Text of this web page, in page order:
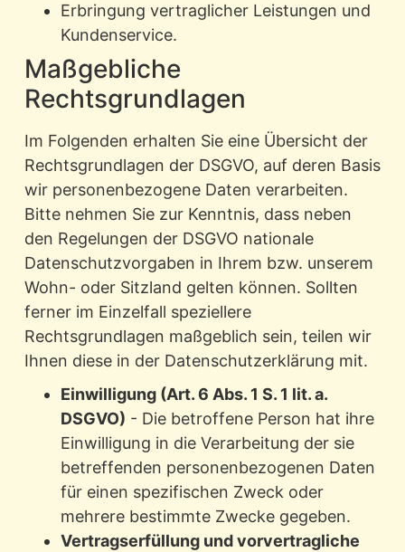
Erbringung vertraglicher Leistungen und
Kundenservice.
Maßgebliche
Rechtsgrundlagen
Im Folgenden erhalten Sie eine Übersicht der
Rechtsgrundlagen der DSGVO, auf deren Basis
wir personenbezogene Daten verarbeiten.
Bitte nehmen Sie zur Kenntnis, dass neben
den Regelungen der DSGVO nationale
Datenschutzvorgaben in Ihrem bzw. unserem
Wohn- oder Sitzland gelten können. Sollten
ferner im Einzelfall speziellere
Rechtsgrundlagen maßgeblich sein, teilen wir
Ihnen diese in der Datenschutzerklärung mit.
Einwilligung (Art. 6 Abs. 1 S. 1 lit. a.
DSGVO) - Die betroffene Person hat ihre
Einwilligung in die Verarbeitung der sie
betreffenden personenbezogenen Daten
für einen spezifischen Zweck oder
mehrere bestimmte Zwecke gegeben.
Vertragserfüllung und vorvertragliche